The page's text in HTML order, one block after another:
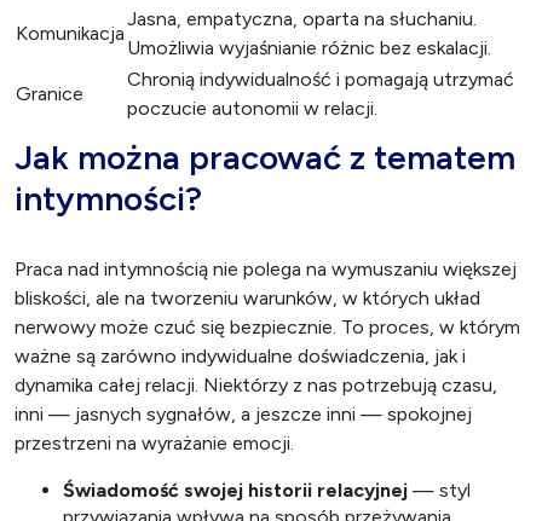
Komunikacja
Jasna, empatyczna, oparta na słuchaniu.
Umożliwia wyjaśnianie różnic bez eskalacji.
Granice
Chronią indywidualność i pomagają utrzymać
poczucie autonomii w relacji.
Jak można pracować z tematem
intymności?
Praca nad intymnością nie polega na wymuszaniu większej
bliskości, ale na tworzeniu warunków, w których układ
nerwowy może czuć się bezpiecznie. To proces, w którym
ważne są zarówno indywidualne doświadczenia, jak i
dynamika całej relacji. Niektórzy z nas potrzebują czasu,
inni — jasnych sygnałów, a jeszcze inni — spokojnej
przestrzeni na wyrażanie emocji.
Świadomość swojej historii relacyjnej — styl
przywiązania wpływa na sposób przeżywania